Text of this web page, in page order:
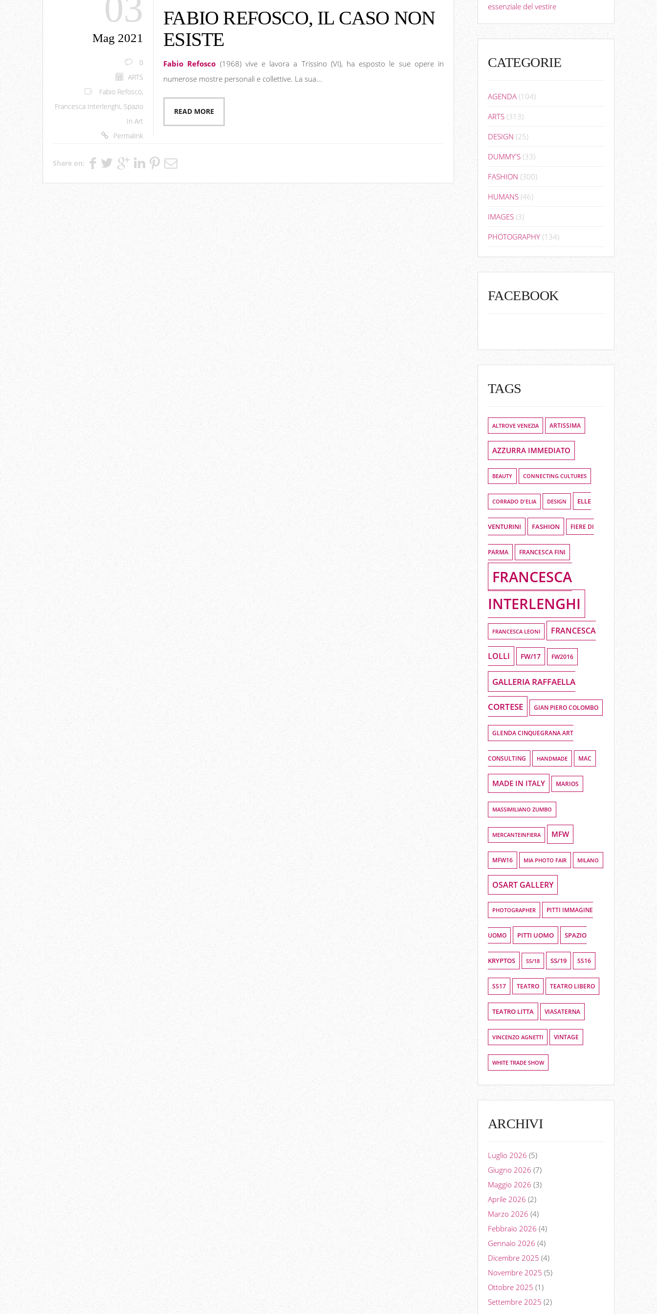
Mag 2021
0
ARTS
Fabio Refosco,
Francesca Interlenghi, Spazio
In Art
Permalink
FABIO REFOSCO, IL CASO NON
ESISTE
Fabio Refosco (1968) vive e lavora a Trissino (VI), ha esposto le sue opere in
numerose mostre personali e collettive. La sua...
READ MORE
Share on:
essenziale del vestire
CATEGORIE
AGENDA (104)
ARTS (313)
DESIGN (25)
DUMMY'S (33)
FASHION (300)
HUMANS (46)
IMAGES (3)
PHOTOGRAPHY (134)
FACEBOOK
TAGS
ALTROVE VENEZIA ARTISSIMA
AZZURRA IMMEDIATO
BEAUTY CONNECTING CULTURES
CORRADO D'ELIA DESIGN ELLE
VENTURINI FASHION FIERE DI
PARMA FRANCESCA FINI
FRANCESCA
INTERLENGHI
FRANCESCA LEONI FRANCESCA
LOLLI FW/17 FW2016
GALLERIA RAFFAELLA
CORTESE GIAN PIERO COLOMBO
GLENDA CINQUEGRANA ART
CONSULTING HANDMADE MAC
MADE IN ITALY MARIOS
MASSIMILIANO ZUMBO
MERCANTEINFIERA MFW
MFW16 MIA PHOTO FAIR MILANO
OSART GALLERY
PHOTOGRAPHER PITTI IMMAGINE
UOMO PITTI UOMO SPAZIO
KRYPTOS SS/18 SS/19 SS16
SS17 TEATRO TEATRO LIBERO
TEATRO LITTA VIASATERNA
VINCENZO AGNETTI VINTAGE
WHITE TRADE SHOW
ARCHIVI
Luglio 2026 (5)
Giugno 2026 (7)
Maggio 2026 (3)
Aprile 2026 (2)
Marzo 2026 (4)
Febbraio 2026 (4)
Gennaio 2026 (4)
Dicembre 2025 (4)
Novembre 2025 (5)
Ottobre 2025 (1)
Settembre 2025 (2)